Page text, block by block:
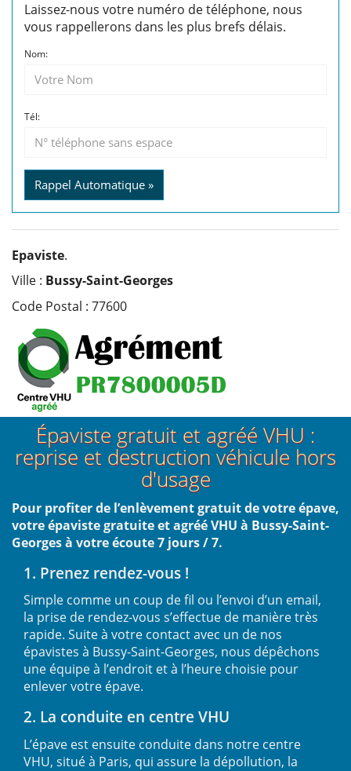
Laissez-nous votre numéro de téléphone, nous
vous rappellerons dans les plus brefs délais.
Nom:
Tél:
Rappel Automatique »
Epaviste.
Ville : Bussy-Saint-Georges
Code Postal : 77600
Épaviste gratuit et agréé VHU :
reprise et destruction véhicule hors
d'usage
Pour profiter de l’enlèvement gratuit de votre épave,
votre épaviste gratuite et agréé VHU à Bussy-Saint-
Georges à votre écoute 7 jours / 7.
1. Prenez rendez-vous !
Simple comme un coup de fil ou l’envoi d’un email,
la prise de rendez-vous s’effectue de manière très
rapide. Suite à votre contact avec un de nos
épavistes à Bussy-Saint-Georges, nous dépêchons
une équipe à l’endroit et à l’heure choisie pour
enlever votre épave.
2. La conduite en centre VHU
L’épave est ensuite conduite dans notre centre
VHU, situé à Paris, qui assure la dépollution, la